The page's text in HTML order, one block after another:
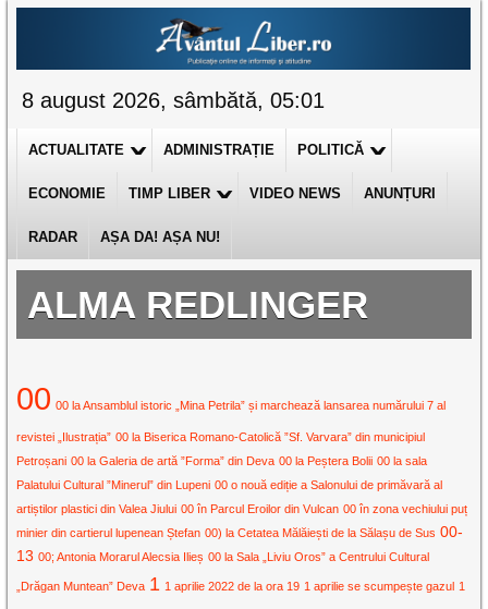
8 august 2026, sâmbătă, 05:01
ACTUALITATE ADMINISTRAȚIE POLITICĂ
ECONOMIE TIMP LIBER VIDEO NEWS ANUNȚURI
RADAR AȘA DA! AȘA NU!
ALMA REDLINGER
00 00 la Ansamblul istoric „Mina Petrila” și marchează lansarea numărului 7 al
revistei „Ilustrația” 00 la Biserica Romano-Catolică ”Sf. Varvara” din municipiul
Petroșani 00 la Galeria de artă ”Forma” din Deva 00 la Peștera Bolii 00 la sala
Palatului Cultural ”Minerul” din Lupeni 00 o nouă ediție a Salonului de primăvară al
artiștilor plastici din Valea Jiului 00 în Parcul Eroilor din Vulcan 00 în zona vechiului puț
minier din cartierul lupenean Ștefan 00) la Cetatea Mălăiești de la Sălașu de Sus 00-
13 00; Antonia Morarul Alecsia Ilieș 00 la Sala „Liviu Oros” a Centrului Cultural
„Drăgan Muntean” Deva 1 1 aprilie 2022 de la ora 19 1 aprilie se scumpește gazul 1